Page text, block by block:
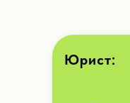
Юрист: